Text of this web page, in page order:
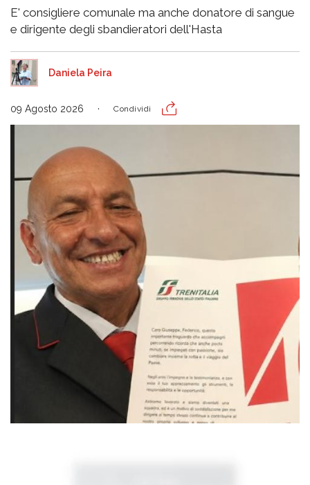
E' consigliere comunale ma anche donatore di sangue
e dirigente degli sbandieratori dell'Hasta
Daniela Peira
09 Agosto 2026 Condividi